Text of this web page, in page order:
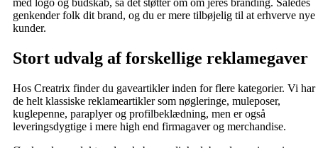
genkender folk dit brand, og du er mere tilbøjelig til at erhverve nye
kunder.
Stort udvalg af forskellige reklamegaver
Hos Creatrix finder du gaveartikler inden for flere kategorier. Vi har
de helt klassiske reklameartikler som nøgleringe, muleposer,
kuglepenne, paraplyer og profilbeklædning, men er også
leveringsdygtige i mere high end firmagaver og merchandise.